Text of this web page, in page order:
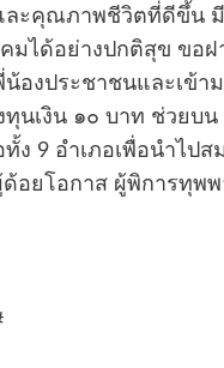
ะคุณภาพชีวิตที่ดีขึ้น
ได้อย่างปกติสุข ขอ
องประชาชนและเข้า
นเงิน ๑๐ บาท ช่วยบ
ง 9 อำเภอเพื่อนำไป
ยโอกาส ผู้พิการทุพพ